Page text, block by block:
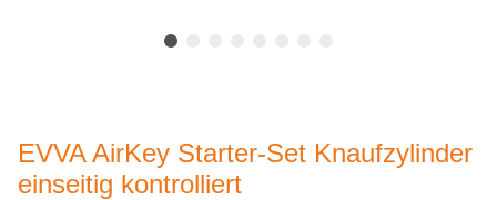
EVVA AirKey Starter-Set Knaufzylinder
einseitig kontrolliert